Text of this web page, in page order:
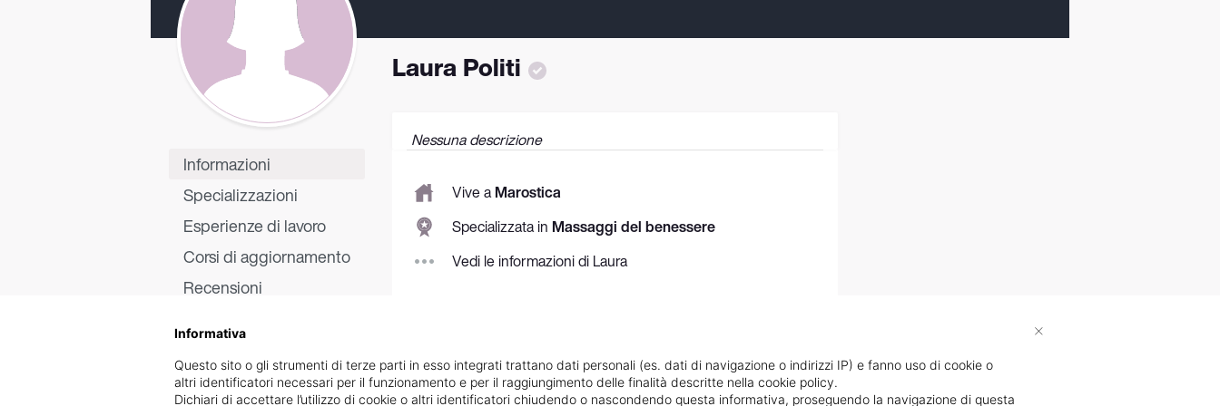
Informazioni
Specializzazioni
Esperienze di lavoro
Corsi di aggiornamento
Recensioni
Laura Politi
Nessuna descrizione
Vive aMarostica
Specializzata in Massaggi del benessere
Vedi le informazioni di Laura
Informativa
Questo sito o gli strumenti di terze parti in esso integrati trattano dati personali (es. dati di navigazione o indirizzi IP) e fanno uso di cookie o
altri identificatori necessari per il funzionamento e per il raggiungimento delle finalità descritte nella cookie policy.
Dichiari di accettare l’utilizzo di cookie o altri identificatori chiudendo o nascondendo questa informativa, proseguendo la navigazione di questa
×